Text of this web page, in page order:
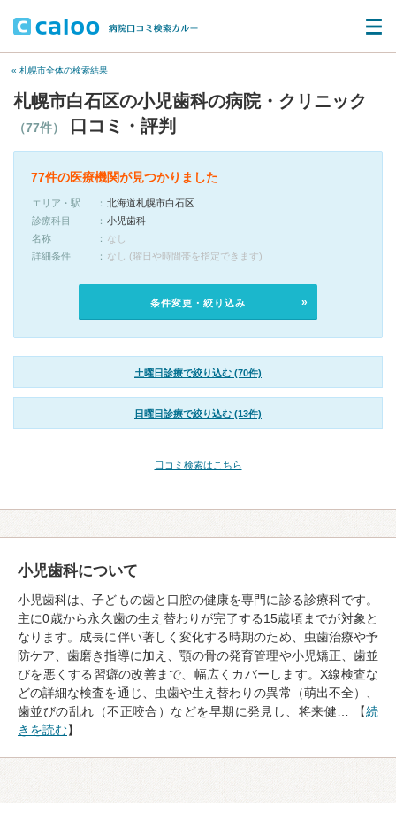
« 札幌市全体の検索結果
札幌市白石区の小児歯科の病院・クリニック
（77件） 口コミ・評判
77件の医療機関が見つかりました
エリア・駅
北海道札幌市白石区
診療科目
小児歯科
名称
なし
詳細条件
なし (曜日や時間帯を指定できます)
条件変更・絞り込み
土曜日診療で絞り込む (70件)
日曜日診療で絞り込む (13件)
口コミ検索はこちら
小児歯科について
小児歯科は、子どもの歯と口腔の健康を専門に診る診療科です。
主に0歳から永久歯の生え替わりが完了する15歳頃までが対象と
なります。成長に伴い著しく変化する時期のため、虫歯治療や予
防ケア、歯磨き指導に加え、顎の骨の発育管理や小児矯正、歯並
びを悪くする習癖の改善まで、幅広くカバーします。X線検査な
どの詳細な検査を通じ、虫歯や生え替わりの異常（萌出不全）、
歯並びの乱れ（不正咬合）などを早期に発見し、将来健… 【続
きを読む】